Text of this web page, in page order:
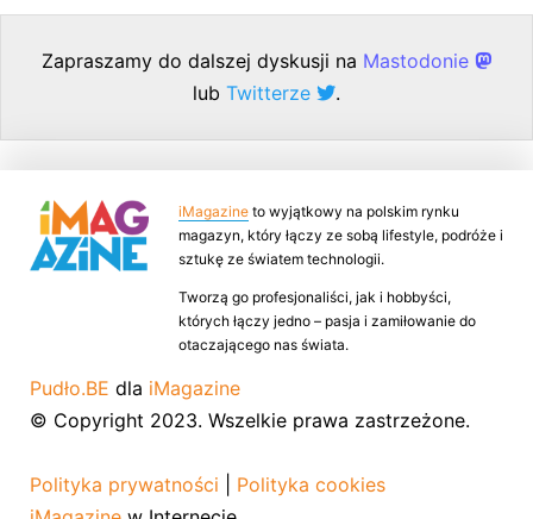
Zapraszamy do dalszej dyskusji na Mastodonie
lub Twitterze .
iMagazine to wyjątkowy na polskim rynku
magazyn, który łączy ze sobą lifestyle, podróże i
sztukę ze światem technologii.
Tworzą go profesjonaliści, jak i hobbyści,
których łączy jedno – pasja i zamiłowanie do
otaczającego nas świata.
Pudło.BE dla iMagazine
© Copyright 2023. Wszelkie prawa zastrzeżone.
Polityka prywatności
Polityka cookies